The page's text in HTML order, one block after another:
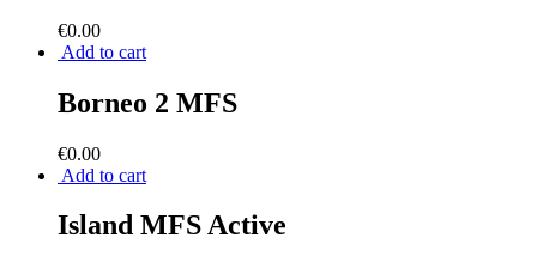
€0.00
Add to cart
Borneo 2 MFS
€0.00
Add to cart
Island MFS Active